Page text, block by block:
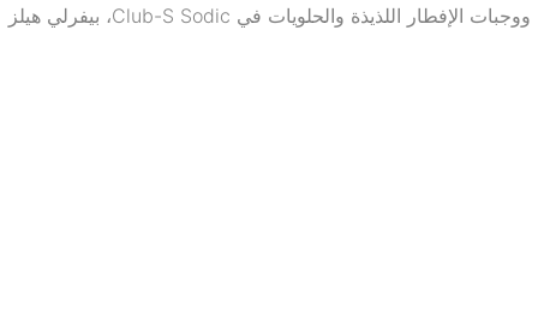
ووجبات الإفطار اللذيذة والحلويات في Club-S Sodic، بيفرلي هيلز